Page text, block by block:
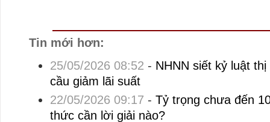
Tin mới hơn:
25/05/2026 08:52 - NHNN siết kỷ luật
cầu giảm lãi suất
22/05/2026 09:17 - Tỷ trọng chưa đến
thức cần lời giải nào?